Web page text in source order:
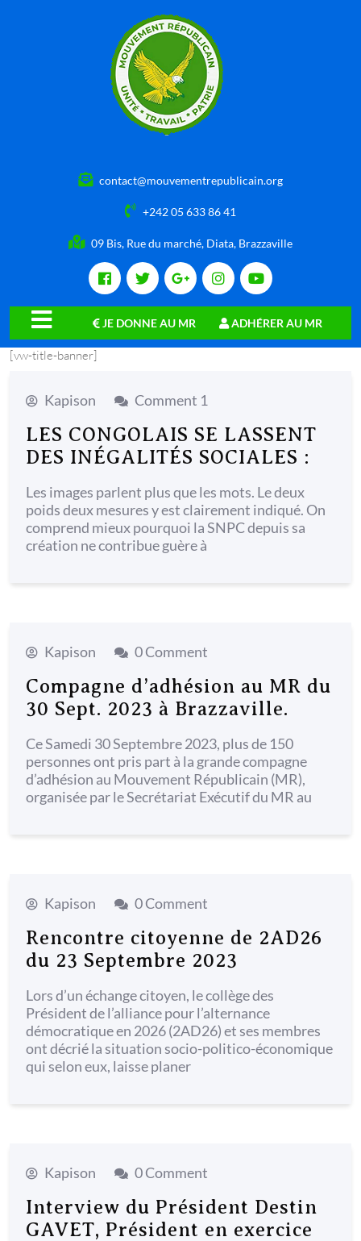
contact@mouvementrepublicain.org
+242 05 633 86 41
09 Bis, Rue du marché, Diata, Brazzaville
close
JE DONNE AU MR ADHÉRER AU MR
[vw-title-banner]
Kapison Comment 1
LES CONGOLAIS SE LASSENT
DES INÉGALITÉS SOCIALES :
Les images parlent plus que les mots. Le deux
poids deux mesures y est clairement indiqué. On
comprend mieux pourquoi la SNPC depuis sa
création ne contribue guère à
Kapison 0 Comment
Compagne d’adhésion au MR du
30 Sept. 2023 à Brazzaville.
Ce Samedi 30 Septembre 2023, plus de 150
personnes ont pris part à la grande compagne
d’adhésion au Mouvement Républicain (MR),
organisée par le Secrétariat Exécutif du MR au
Kapison 0 Comment
Rencontre citoyenne de 2AD26
du 23 Septembre 2023
Lors d’un échange citoyen, le collège des
Président de l’alliance pour l’alternance
démocratique en 2026 (2AD26) et ses membres
ont décrié la situation socio-politico-économique
qui selon eux, laisse planer
Kapison 0 Comment
Interview du Président Destin
GAVET, Président en exercice